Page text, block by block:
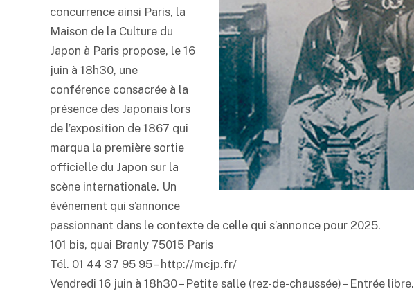
concurrence ainsi Paris, la
Maison de la Culture du
Japon à Paris propose, le 16
juin à 18h30, une
conférence consacrée à la
présence des Japonais lors
de l’exposition de 1867 qui
marqua la première sortie
officielle du Japon sur la
scène internationale. Un
événement qui s’annonce
passionnant dans le contexte de celle qui s’annonce pour 2025.
101 bis, quai Branly 75015 Paris
Tél. 01 44 37 95 95 – http://mcjp.fr/
Vendredi 16 juin à 18h30 – Petite salle (rez-de-chaussée) – Entrée libre.